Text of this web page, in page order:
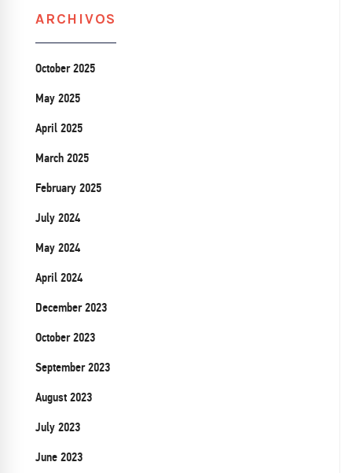
ARCHIVOS
October 2025
May 2025
April 2025
March 2025
February 2025
July 2024
May 2024
April 2024
December 2023
October 2023
September 2023
August 2023
July 2023
June 2023